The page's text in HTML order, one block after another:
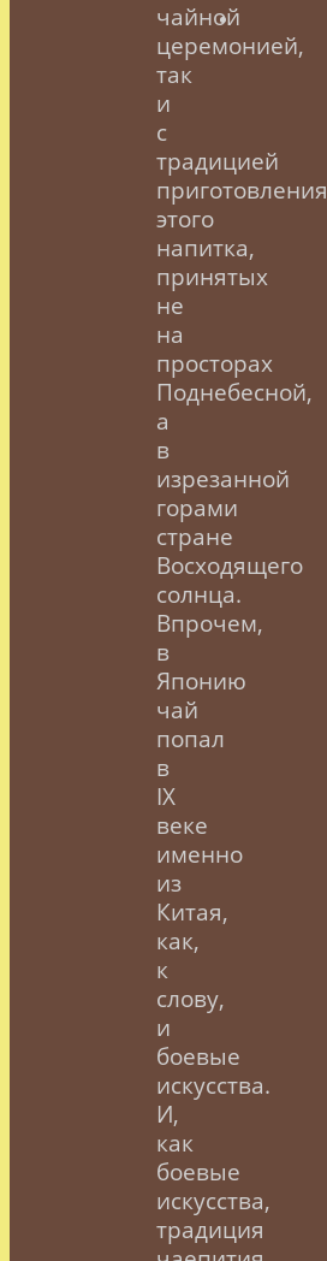
чайной
церемонией,
так
и
с
традицией
приготовления
этого
напитка,
принятых
не
на
просторах
Поднебесной,
а
в
изрезанной
горами
стране
Восходящего
солнца.
Впрочем,
в
Японию
чай
попал
в
IX
веке
именно
из
Китая,
как,
к
слову,
и
боевые
искусства.
И,
как
боевые
искусства,
традиция